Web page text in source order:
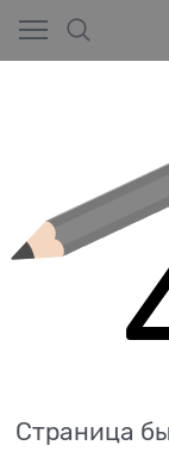
Страница